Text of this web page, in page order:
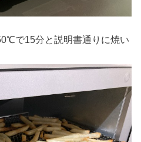
で15分と説明書通りに焼い